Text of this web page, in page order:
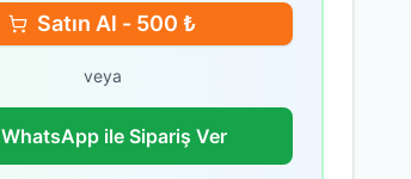
Satın Al - 500 ₺
veya
WhatsApp ile Sipariş Ver